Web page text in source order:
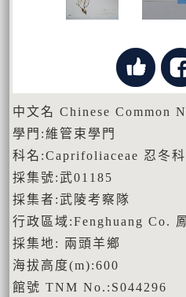
中文名 Chinese Common
學門:維管束學門
科名:Caprifoliaceae 忍冬科
採集號:武01185
採集者:武陵考察隊
行政區域:Fenghuang Co.
採集地: 兩頭羊鄉
海拔高度(m):600
館號 TNM No.:S044296